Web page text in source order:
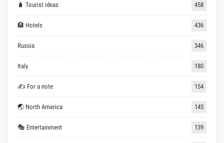
🧳 Tourist ideas 458
🏨 Hotels 436
Russia 346
Italy 180
✍ For a note 154
🌏 North America 145
🎭 Entertainment 139